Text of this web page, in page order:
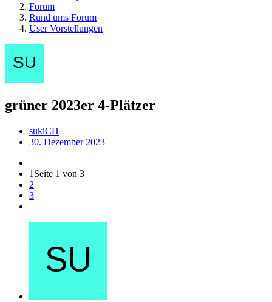
Forum
Rund ums Forum
User Vorstellungen
grüner 2023er 4-Plätzer
sukiCH
30. Dezember 2023
1 Seite 1 von 3
2
3